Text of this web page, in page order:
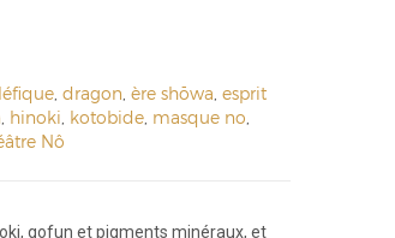
dragon ère shōwa esprit
hinoki kotobide masque no
Nô
gofun et pigments minéraux, et